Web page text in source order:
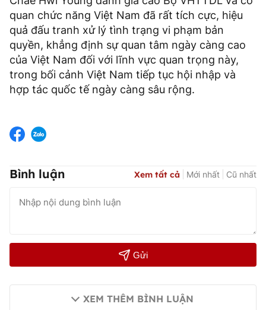
quan chức năng Việt Nam đã rất tích cực, hiệu
quả đấu tranh xử lý tình trạng vi phạm bản
quyền, khẳng định sự quan tâm ngày càng cao
của Việt Nam đối với lĩnh vực quan trọng này,
trong bối cảnh Việt Nam tiếp tục hội nhập và
hợp tác quốc tế ngày càng sâu rộng.
Bình luận Xem tất cả Mới nhất Cũ nhất
Gửi
XEM THÊM BÌNH LUẬN